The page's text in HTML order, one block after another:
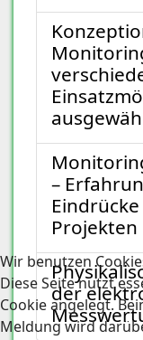
–
Projekten
der
Wir benutzen
Diese Seite nutzt
Cookie angelegt.
Meldung wird